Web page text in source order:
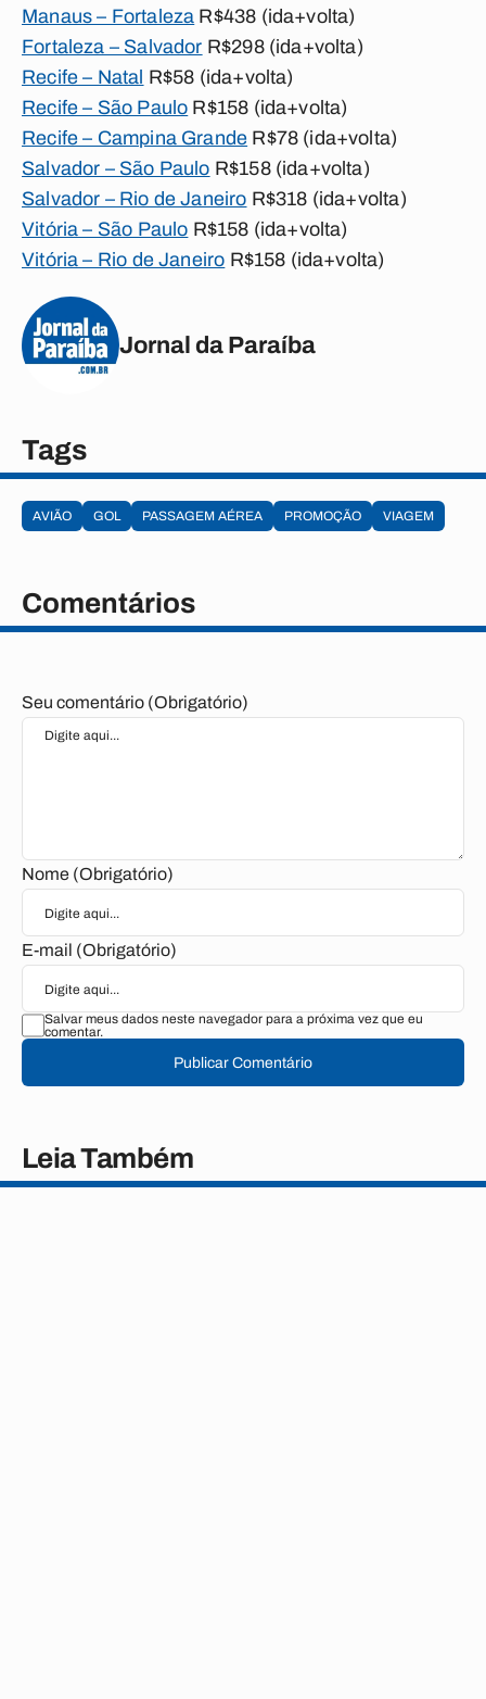
Manaus – Fortaleza R$438 (ida+volta)
Fortaleza – Salvador R$298 (ida+volta)
Recife – Natal R$58 (ida+volta)
Recife – São Paulo R$158 (ida+volta)
Recife – Campina Grande R$78 (ida+volta)
Salvador – São Paulo R$158 (ida+volta)
Salvador – Rio de Janeiro R$318 (ida+volta)
Vitória – São Paulo R$158 (ida+volta)
Vitória – Rio de Janeiro R$158 (ida+volta)
Jornal da Paraíba
Tags
AVIÃO GOL PASSAGEM AÉREA PROMOÇÃO VIAGEM
Comentários
Seu comentário (Obrigatório)
Nome (Obrigatório)
E-mail (Obrigatório)
Salvar meus dados neste navegador para a próxima vez que eu
comentar.
Publicar Comentário
Leia Também